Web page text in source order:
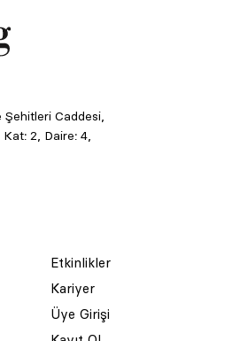
Caddesi,
2, Daire: 4,
Etkinlikler
Kariyer
Üye Girişi